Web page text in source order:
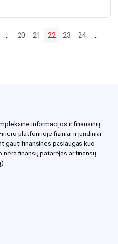
20 21 22 23 24
informacijos ir finansinių
platformoje fiziniai ir juridiniai
gauti finansines paslaugas kuo
finansų patarėjas ar finansų